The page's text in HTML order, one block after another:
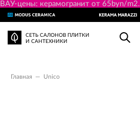
ВАУ-цены: керамогранит от 65byn/m2.
СЕТЬ САЛОНОВ ПЛИТКИ
И САНТЕХНИКИ
Главная — Unico